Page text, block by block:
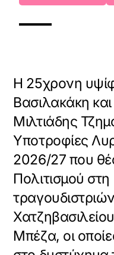
Η 25χρονη
Βασιλακάκη
Μιλτιάδης
Υποτροφίες
2026/27 που
Πολιτισμού
Μπέζα, οι